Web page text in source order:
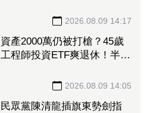
2026.08.09 14:17
資產2000萬仍被打槍？45歲
工程師投資ETF爽退休！半年
2026.08.09 14:05
民眾黨陳清龍插旗東勢劍指